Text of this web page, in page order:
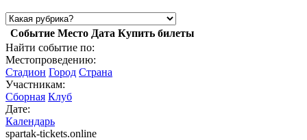
Событие Место Дата Купить билеты
Найти событие по:
Местопроведению:
Стадион Город Страна
Участникам:
Сборная Клуб
Дате:
Календарь
spartak-tickets.online